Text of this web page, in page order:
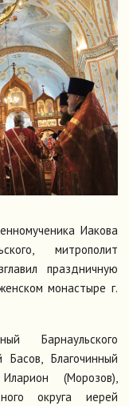
Иакова
митрополит
праздничную
монастыре г.
Барнаульского
Благочинный
(Морозов),
округа иерей